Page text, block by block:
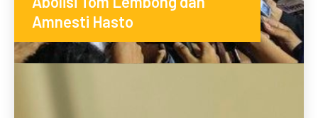
Amnesti Hasto